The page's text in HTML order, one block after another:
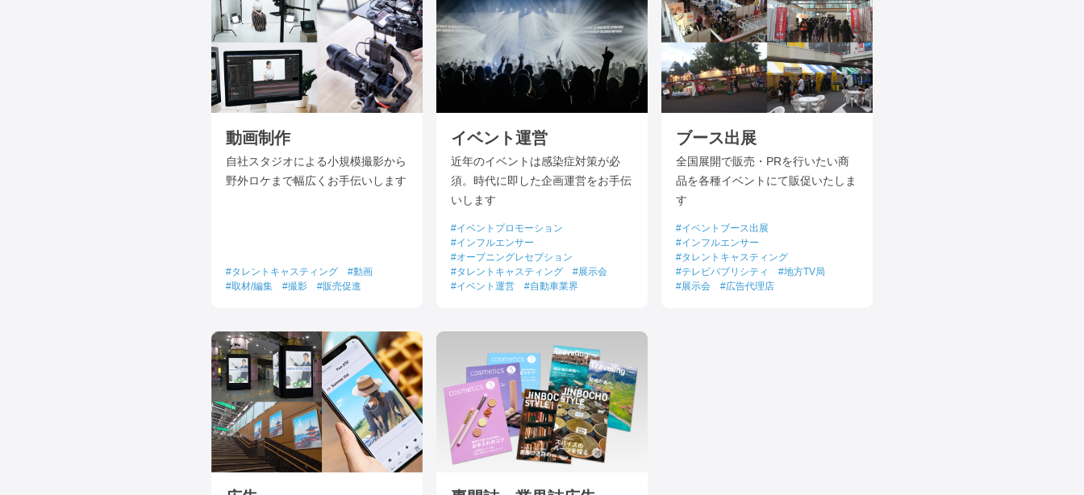
動画制作
自社スタジオによる小規模撮影から
野外ロケまで幅広くお手伝いします
タレントキャスティング
動画
取材/編集
撮影 販売促進
イベント運営
近年のイベントは感染症対策が必
須。時代に即した企画運営をお手伝
いします
イベントプロモーション
インフルエンサー
オープニングレセプション
タレントキャスティング
展示会
イベント運営
自動車業界
ブース出展
全国展開で販売・PRを行いたい商
品を各種イベントにて販促いたしま
す
イベントブース出展
インフルエンサー
タレントキャスティング
テレビパブリシティ
地方TV局
展示会
広告代理店